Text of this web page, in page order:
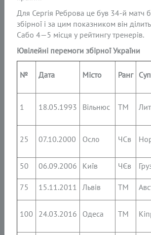
Для Сергія Реброва це був 34-й матч
збірної і за цим показником він
Сабо 4—5 місця у рейтингу тренерів.
Ювілейні перемоги збірної України
№ Дата Місто Ранг
1 18.05.1993 Вільнюс ТМ
25 07.10.2000 Осло ЧСв
50 06.09.2006 Київ ЧЄв
75 15.11.2011 Львів ТМ
100 24.03.2016 Одеса ТМ